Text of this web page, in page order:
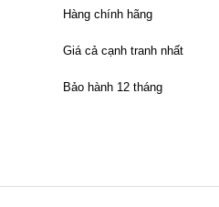
Hàng chính hãng
Giá cả cạnh tranh nhất
Bảo hành 12 tháng